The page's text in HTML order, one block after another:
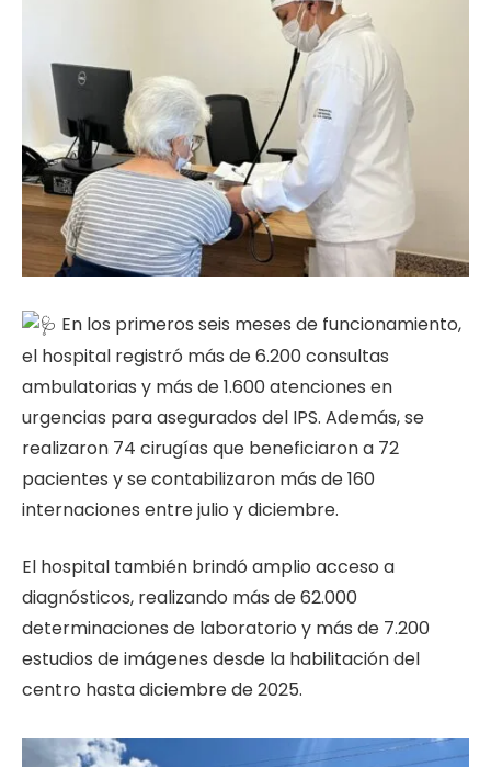
En los primeros seis meses de funcionamiento,
el hospital registró más de 6.200 consultas
ambulatorias y más de 1.600 atenciones en
urgencias para asegurados del IPS. Además, se
realizaron 74 cirugías que beneficiaron a 72
pacientes y se contabilizaron más de 160
internaciones entre julio y diciembre.
El hospital también brindó amplio acceso a
diagnósticos, realizando más de 62.000
determinaciones de laboratorio y más de 7.200
estudios de imágenes desde la habilitación del
centro hasta diciembre de 2025.